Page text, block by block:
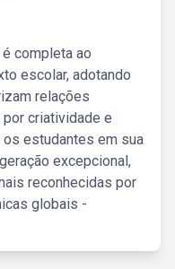
completa ao
escolar, adotando
relações
criatividade e
estudantes em sua
excepcional,
reconhecidas por
globais -